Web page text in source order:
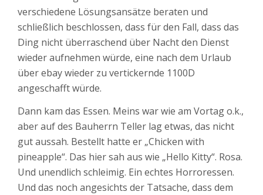
verschiedene Lösungsansätze beraten und
schließlich beschlossen, dass für den Fall, dass das
Ding nicht überraschend über Nacht den Dienst
wieder aufnehmen würde, eine nach dem Urlaub
über ebay wieder zu vertickernde 1100D
angeschafft würde.
Dann kam das Essen. Meins war wie am Vortag o.k.,
aber auf des Bauherrn Teller lag etwas, das nicht
gut aussah. Bestellt hatte er „Chicken with
pineapple“. Das hier sah aus wie „Hello Kitty“. Rosa.
Und unendlich schleimig. Ein echtes Horroressen.
Und das noch angesichts der Tatsache, dass dem